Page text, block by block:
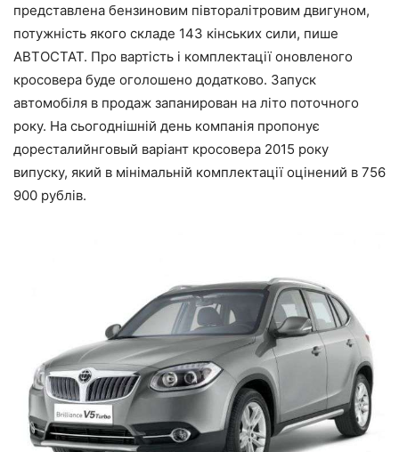
представлена бензиновим півторалітровим двигуном,
потужність якого складе 143 кінських сили, пише
АВТОСТАТ. Про вартість і комплектації оновленого
кросовера буде оголошено додатково. Запуск
автомобіля в продаж запанирован на літо поточного
року. На сьогоднішній день компанія пропонує
доресталийнговый варіант кросовера 2015 року
випуску, який в мінімальній комплектації оцінений в 756
900 рублів.